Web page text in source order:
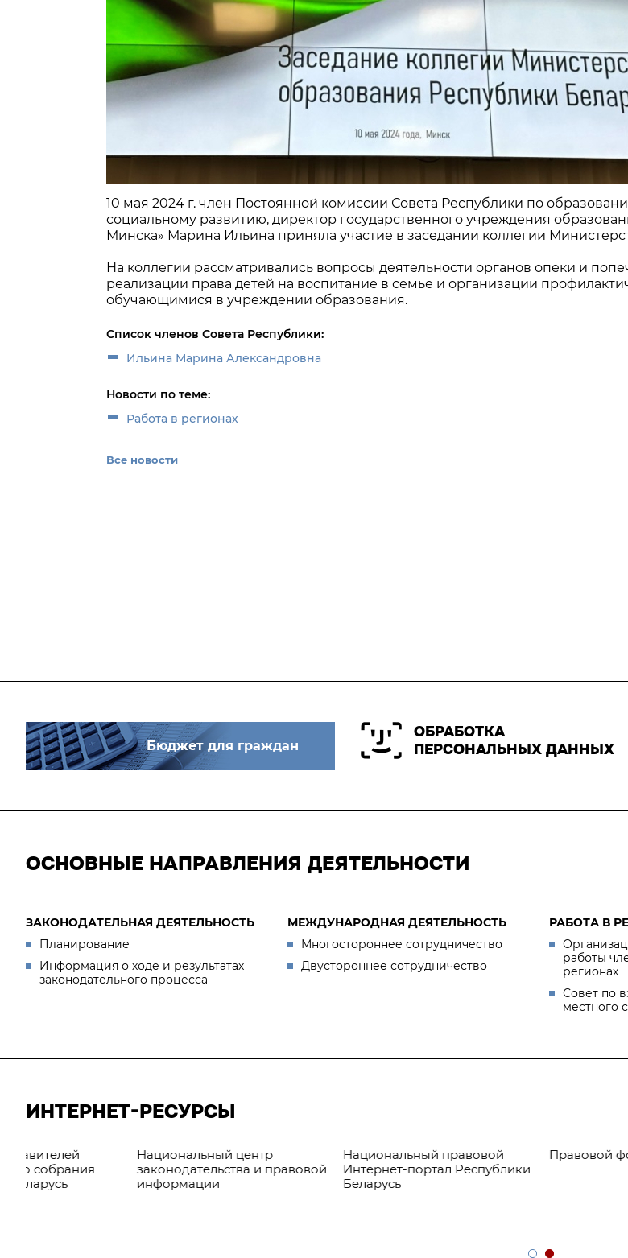
10 мая 2024 г. член Постоянной комиссии Совета Республики по
социальному развитию, директор государственного учреждения
Минска» Марина Ильина приняла участие в заседании коллегии
На коллегии рассматривались вопросы деятельности органов опеки и
реализации права детей на воспитание в семье и организации
обучающимися в учреждении образования.
Список членов Совета Республики:
Ильина Марина Александровна
Новости по теме:
Работа в регионах
Все новости
Бюджет для граждан
ОБРАБОТКА
ПЕРСОНАЛЬНЫХ ДАННЫХ
ОСНОВНЫЕ НАПРАВЛЕНИЯ ДЕЯТЕЛЬНОСТИ
ЗАКОНОДАТЕЛЬНАЯ ДЕЯТЕЛЬНОСТЬ
Планирование
Информация о ходе и результатах
законодательного процесса
МЕЖДУНАРОДНАЯ ДЕЯТЕЛЬНОСТЬ
Многостороннее сотрудничество
Двустороннее сотрудничество
РАБОТА В
работы
регионах
Совет по
местного
ИНТЕРНЕТ-РЕСУРСЫ
Национальный центр
законодательства и правовой
информации
Национальный правовой
Интернет-портал Республики
Правовой форум Беларуси